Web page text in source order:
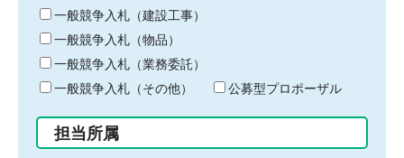
キ
ー
ワ
ー
ド
入
力
一般競争入札（建設工事）
一般競争入札（物品）
一般競争入札（業務委託）
一般競争入札（その他）
公募型プロポーザル
担当所属